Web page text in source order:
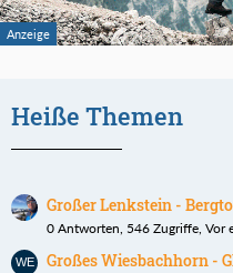
Heiße Themen
Großer Lenkstein -
0 Antworten, 546 Zugriffe, Vor
Großes Wiesbachhorn -